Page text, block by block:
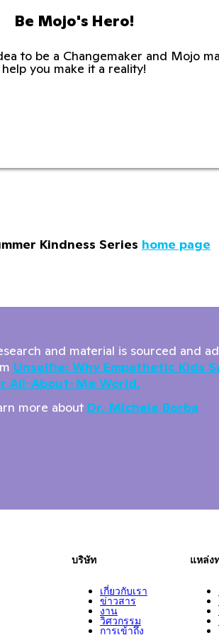
Be Mojo's Hero!
to be a Changemaker and Mojo
help you make it a reality!
Kindness Series home page
and material is sourced and
Unselfie: Why Empathetic Kids
All-About-Me World.
more about Dr. Michele Borba
บริษัท
เกี่ยวกับเรา
ข่าวสาร
งาน
วิศวกรรม
การเข้าถึง
แหล่ง